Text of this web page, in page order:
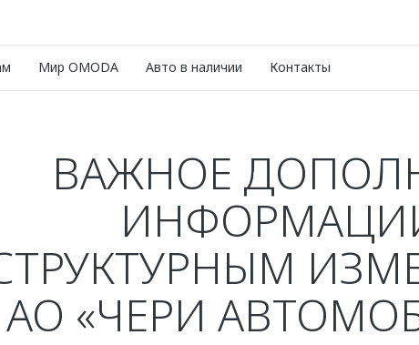
Мир OMODA Авто в наличии Контакты
ВАЖНОЕ
АО «ЧЕРИ